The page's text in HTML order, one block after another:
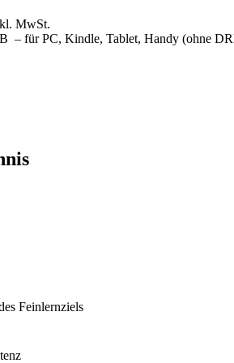
MwSt.
– für PC, Kindle, Tablet, Handy (ohne
Feinlernziels